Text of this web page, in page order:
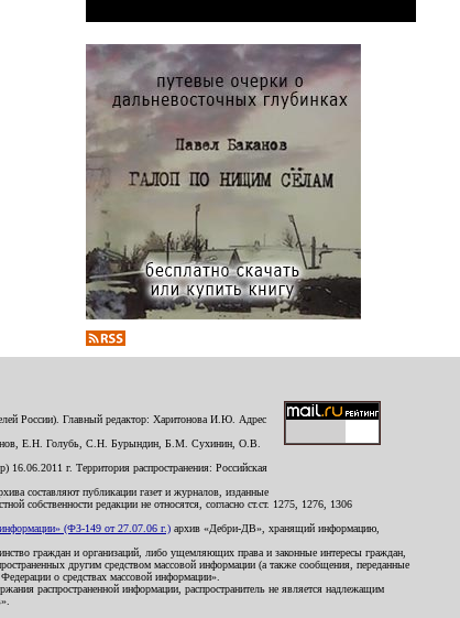
России). Главный редактор: Харитонова И.Ю. Адрес
Е.Н. Голубь, С.Н. Бурындин, Б.М. Сухинин, О.В.
г. Территория распространения: Российская
составляют публикации газет и журналов, изданные
собственности редакции не относятся, согласно ст.ст. 1275, 1276, 1306
(ФЗ-149 от 27.07.06 г.) архив «Дебри-ДВ», хранящий информацию,
граждан и организаций, либо ущемляющих права и законные интересы граждан,
другим средством массовой информации (а также сообщения, переданные
о средствах массовой информации».
распространенной информации, распространитель не является надлежащим